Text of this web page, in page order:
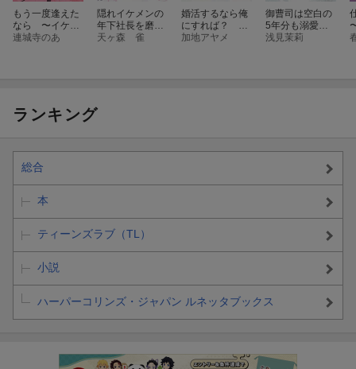
もう一度逢えた
なら 〜イケメ
ン外科医に再会
連城寺のあ
隠れイケメンの
年下社長を磨い
たら熱烈求婚さ
天ヶ森 雀
婚活するなら俺
にすれば？ 〜
エリート社長は
加地アヤメ
御曹司は空白の
5年分も溺愛し
たい 〜結婚を目
浅見茉莉
ランキング
総合
本
ティーンズラブ（TL）
小説
ハーパーコリンズ・ジャパン ルネッタブックス